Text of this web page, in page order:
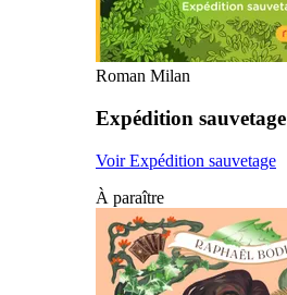
Roman Milan
Expédition sauvetage
Voir Expédition sauvetage
À paraître